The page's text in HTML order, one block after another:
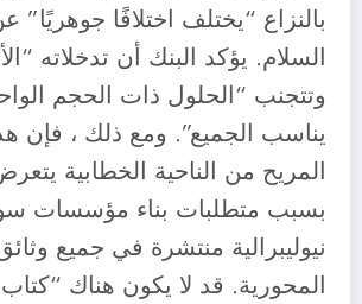
بالنزاع “يختلف اختلافًا جوهريًا”
السلام. يؤكد البنك أن تدخلاته
وتتجنب “الحلول ذات الحجم
يناسب الجميع”. ومع ذلك ، فإن
المريح من الناحية الخطابية
بسبب متطلبات بناء مؤسسات
نيوليبرالية منتشرة في جميع
المحورية. قد لا يكون هناك